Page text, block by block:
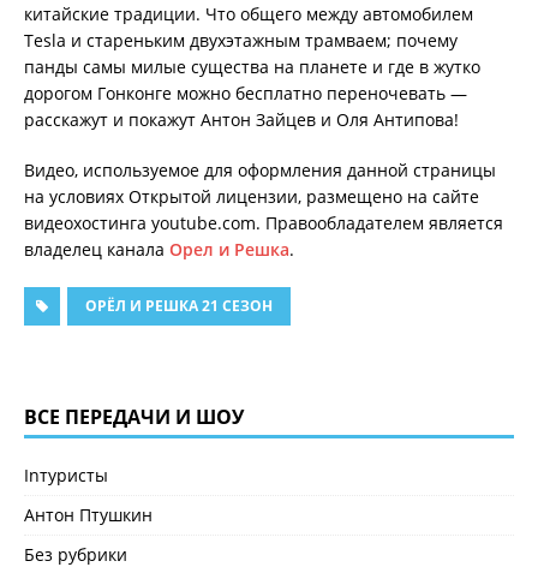
китайские традиции. Что общего между автомобилем
Tesla и стареньким двухэтажным трамваем; почему
панды самы милые существа на планете и где в жутко
дорогом Гонконге можно бесплатно переночевать —
расскажут и покажут Антон Зайцев и Оля Антипова!
Видео, используемое для оформления данной страницы
на условиях Открытой лицензии, размещено на сайте
видеохостинга youtube.com. Правообладателем является
владелец канала Орел и Решка.
ОРЁЛ И РЕШКА 21 СЕЗОН
ВСЕ ПЕРЕДАЧИ И ШОУ
Inтуристы
Антон Птушкин
Без рубрики